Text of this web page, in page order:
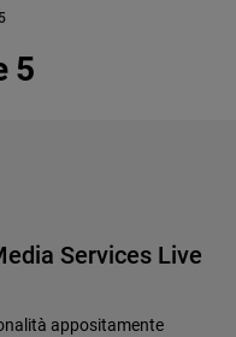
5
Services Live
appositamente